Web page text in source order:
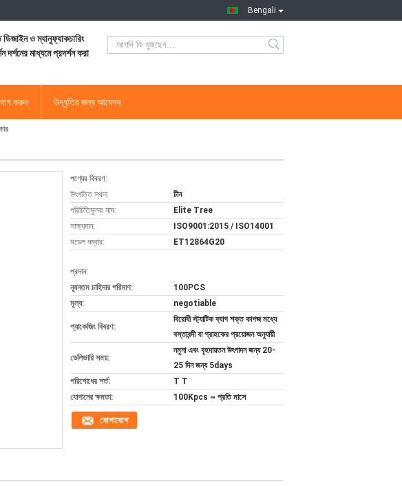
Bengali
ও ম্যানুফ্যাকচারিং
মাধ্যমে প্রদর্শন করা
করুন উদ্ধৃতির জন্য আবেদন
পণ্যের বিবরণ:
উৎপত্তি স্থল:
চীন
পরিচিতিমুলক নাম:
Elite Tree
সাক্ষ্যদান:
ISO9001:2015 / ISO14001
মডেল নম্বার:
ET12864G20
প্রদান:
ন্যূনতম চাহিদার পরিমাণ:
100PCS
মূল্য:
negotiable
প্যাকেজিং বিবরণ:
বিরোধী স্ট্যাটিক ব্যাগ শক্ত কাগজ মধ্যে
বস্তাবন্দী বা গ্রাহকের প্রয়োজন অনুযায়ী
ডেলিভারি সময়:
নমুনা এবং বৃহদায়তন উৎপাদন জন্য 20-
25 দিন জন্য 5days
পরিশোধের শর্ত:
T T
যোগানের ক্ষমতা:
100Kpcs ~ প্রতি মাসে
যোগাযোগ